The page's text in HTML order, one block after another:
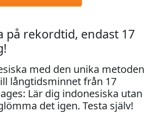
på rekordtid, endast 17
med den unika metoden
långtidsminnet från 17
Lär dig indonesiska utan
det igen. Testa själv!